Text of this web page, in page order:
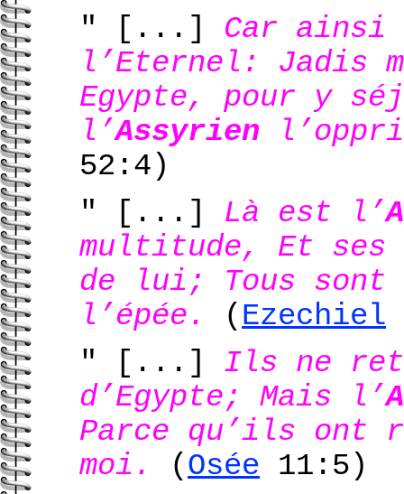
" [...] Car ainsi
l’Eternel: Jadis
Egypte, pour y
l’Assyrien
52:4)
" [...] Là est l’
multitude, Et ses
de lui; Tous sont
l’épée.
( Ezechiel
" [...] Ils ne
d’Egypte; Mais l’
Parce qu’ils ont
moi.
( Osée 11:5)